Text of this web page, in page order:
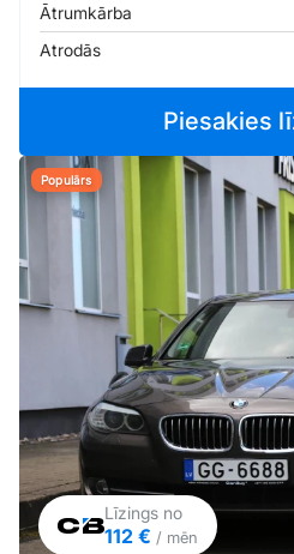
Ātrumkārba
Atrodās
Piesakies
Populārs
Līzings no
112 € / mēn